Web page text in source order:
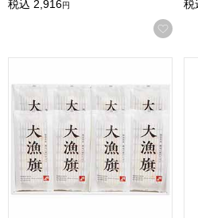
税込 2,916円
お気
税
鐘崎 笹かまぼこ「大漁旗 8枚箱